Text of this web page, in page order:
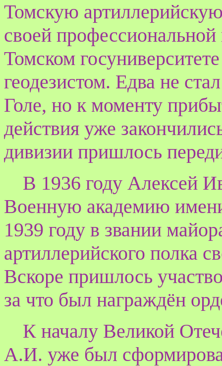
Томскую
своей
Томском
геодезистом. Едва не
Голе, но к моменту
действия уже
дивизии пришлось
В 1936 году Алексей
Военную академию
1939 году в звании
артиллерийского полка
Вскоре пришлось
за что был награждён
К началу Великой
А.И. уже был